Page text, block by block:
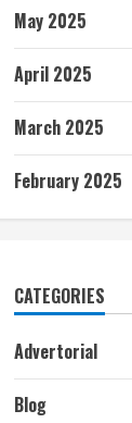
May 2025
April 2025
March 2025
February 2025
CATEGORIES
Advertorial
Blog